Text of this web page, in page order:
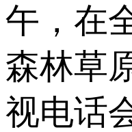
午，在
森林草
视电话